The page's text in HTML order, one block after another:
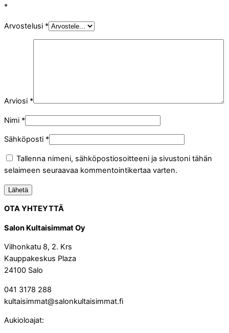
*
Arvostelusi *
Arviosi *
Nimi *
Sähköposti *
Tallenna nimeni, sähköpostiosoitteeni ja sivustoni tähän
selaimeen seuraavaa kommentointikertaa varten.
OTA YHTEYTTÄ
Salon Kultaisimmat Oy
Vilhonkatu 8, 2. Krs
Kauppakeskus Plaza
24100 Salo
041 3178 288
kultaisimmat@salonkultaisimmat.fi
Aukioloajat: